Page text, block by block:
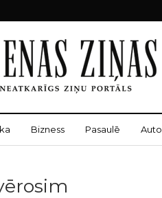
Bizness Pasaulē